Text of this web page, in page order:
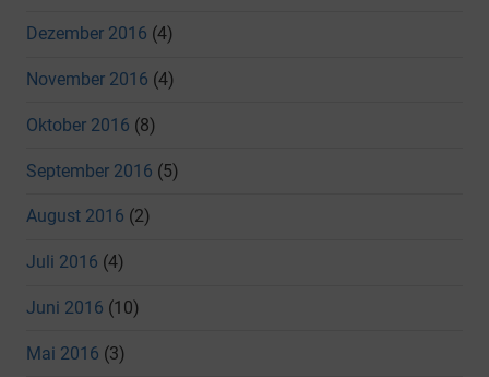
Dezember 2016 (4)
November 2016 (4)
Oktober 2016 (8)
September 2016 (5)
August 2016 (2)
Juli 2016 (4)
Juni 2016 (10)
Mai 2016 (3)